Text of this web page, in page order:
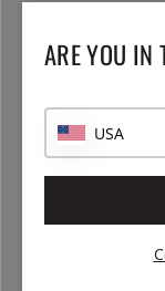
EXXENT
295:-
ARE YOU IN
USA